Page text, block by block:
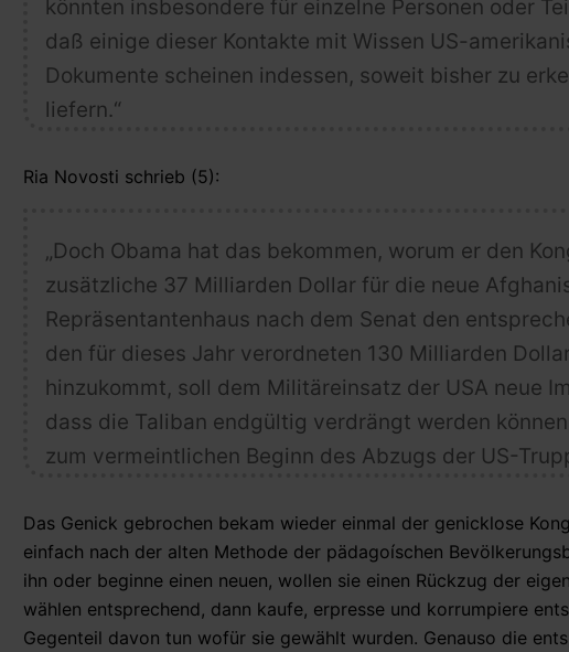
könnten insbesondere für einzelne Personen oder
daß einige dieser Kontakte mit Wissen US-
Dokumente scheinen indessen, soweit bisher zu
liefern.“
Ria Novosti schrieb (5):
„Doch Obama hat das bekommen, worum er den
zusätzliche 37 Milliarden Dollar für die neue
Repräsentantenhaus nach dem Senat den
den für dieses Jahr verordneten 130 Milliarden
hinzukommt, soll dem Militäreinsatz der USA neue
dass die Taliban endgültig verdrängt werden
zum vermeintlichen Beginn des Abzugs der US-
Das Genick gebrochen bekam wieder einmal der genicklose
einfach nach der alten Methode der pädagoíschen
ihn oder beginne einen neuen, wollen sie einen Rückzug der
wählen entsprechend, dann kaufe, erpresse und korrumpiere
Gegenteil davon tun wofür sie gewählt wurden. Genauso die